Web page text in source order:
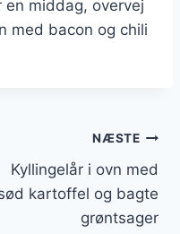
middag, overvej
med bacon og chili
NÆSTE
Kyllingelår i ovn med
kartoffel og bagte
grøntsager